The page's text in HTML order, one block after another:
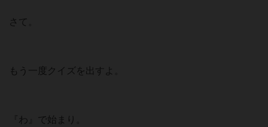
さて。
もう一度クイズを出すよ。
『わ』で始まり。